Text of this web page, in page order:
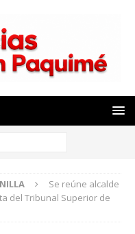
Se reúne alcalde
del Tribunal Superior de